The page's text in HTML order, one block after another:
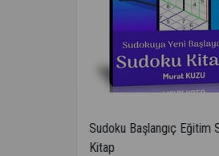
Sudoku Başlangıç Eğitim
Kitap